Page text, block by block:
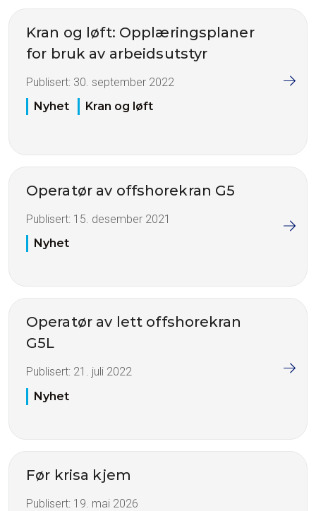
Kran og løft: Opplæringsplaner
for bruk av arbeidsutstyr
Publisert: 30. september 2022
Nyhet
Kran og løft
Operatør av offshorekran G5
Publisert: 15. desember 2021
Nyhet
Operatør av lett offshorekran
G5L
Publisert: 21. juli 2022
Nyhet
Før krisa kjem
Publisert: 19. mai 2026